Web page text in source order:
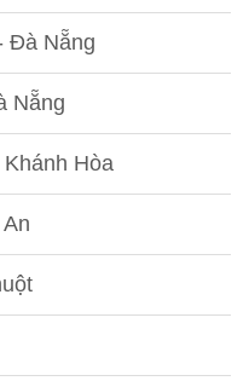
Phòng
Ninh
Đà Nẵng
Nẵng
Hòa